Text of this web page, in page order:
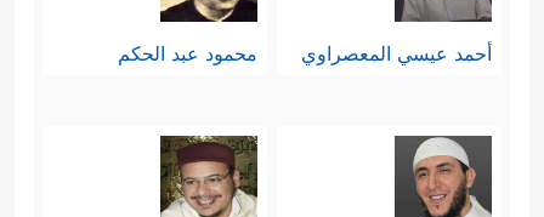
أحمد عيسي المعصراوي محمود عبد الحكم